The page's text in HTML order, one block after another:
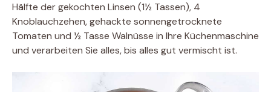
Hälfte der gekochten Linsen (1½ Tassen), 4
Knoblauchzehen, gehackte sonnengetrocknete
Tomaten und ½ Tasse Walnüsse in Ihre Küchenmaschine
und verarbeiten Sie alles, bis alles gut vermischt ist.